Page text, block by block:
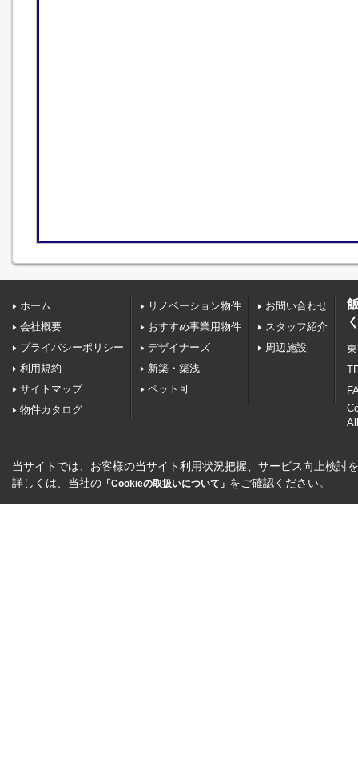
ホーム
会社概要
プライバシーポリシー
利用規約
サイトマップ
物件カタログ
リノベーション物件
おすすめ事業用物件
デザイナーズ
新築・築浅
ペット可
お問い合わせ
スタッフ紹介
周辺施設
当サイトでは、お客様の当サイト利用状況把握、サービス向上検討
詳しくは、当社の 「Cookieの取扱いについて」 をご確認ください。